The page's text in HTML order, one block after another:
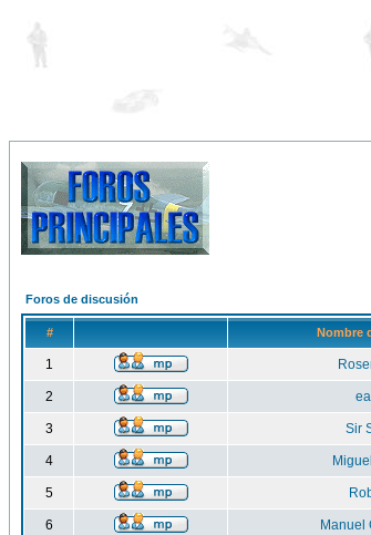
Foros de discusión
# Nombre
1
2
3 Sir
4
5
6 Manuel